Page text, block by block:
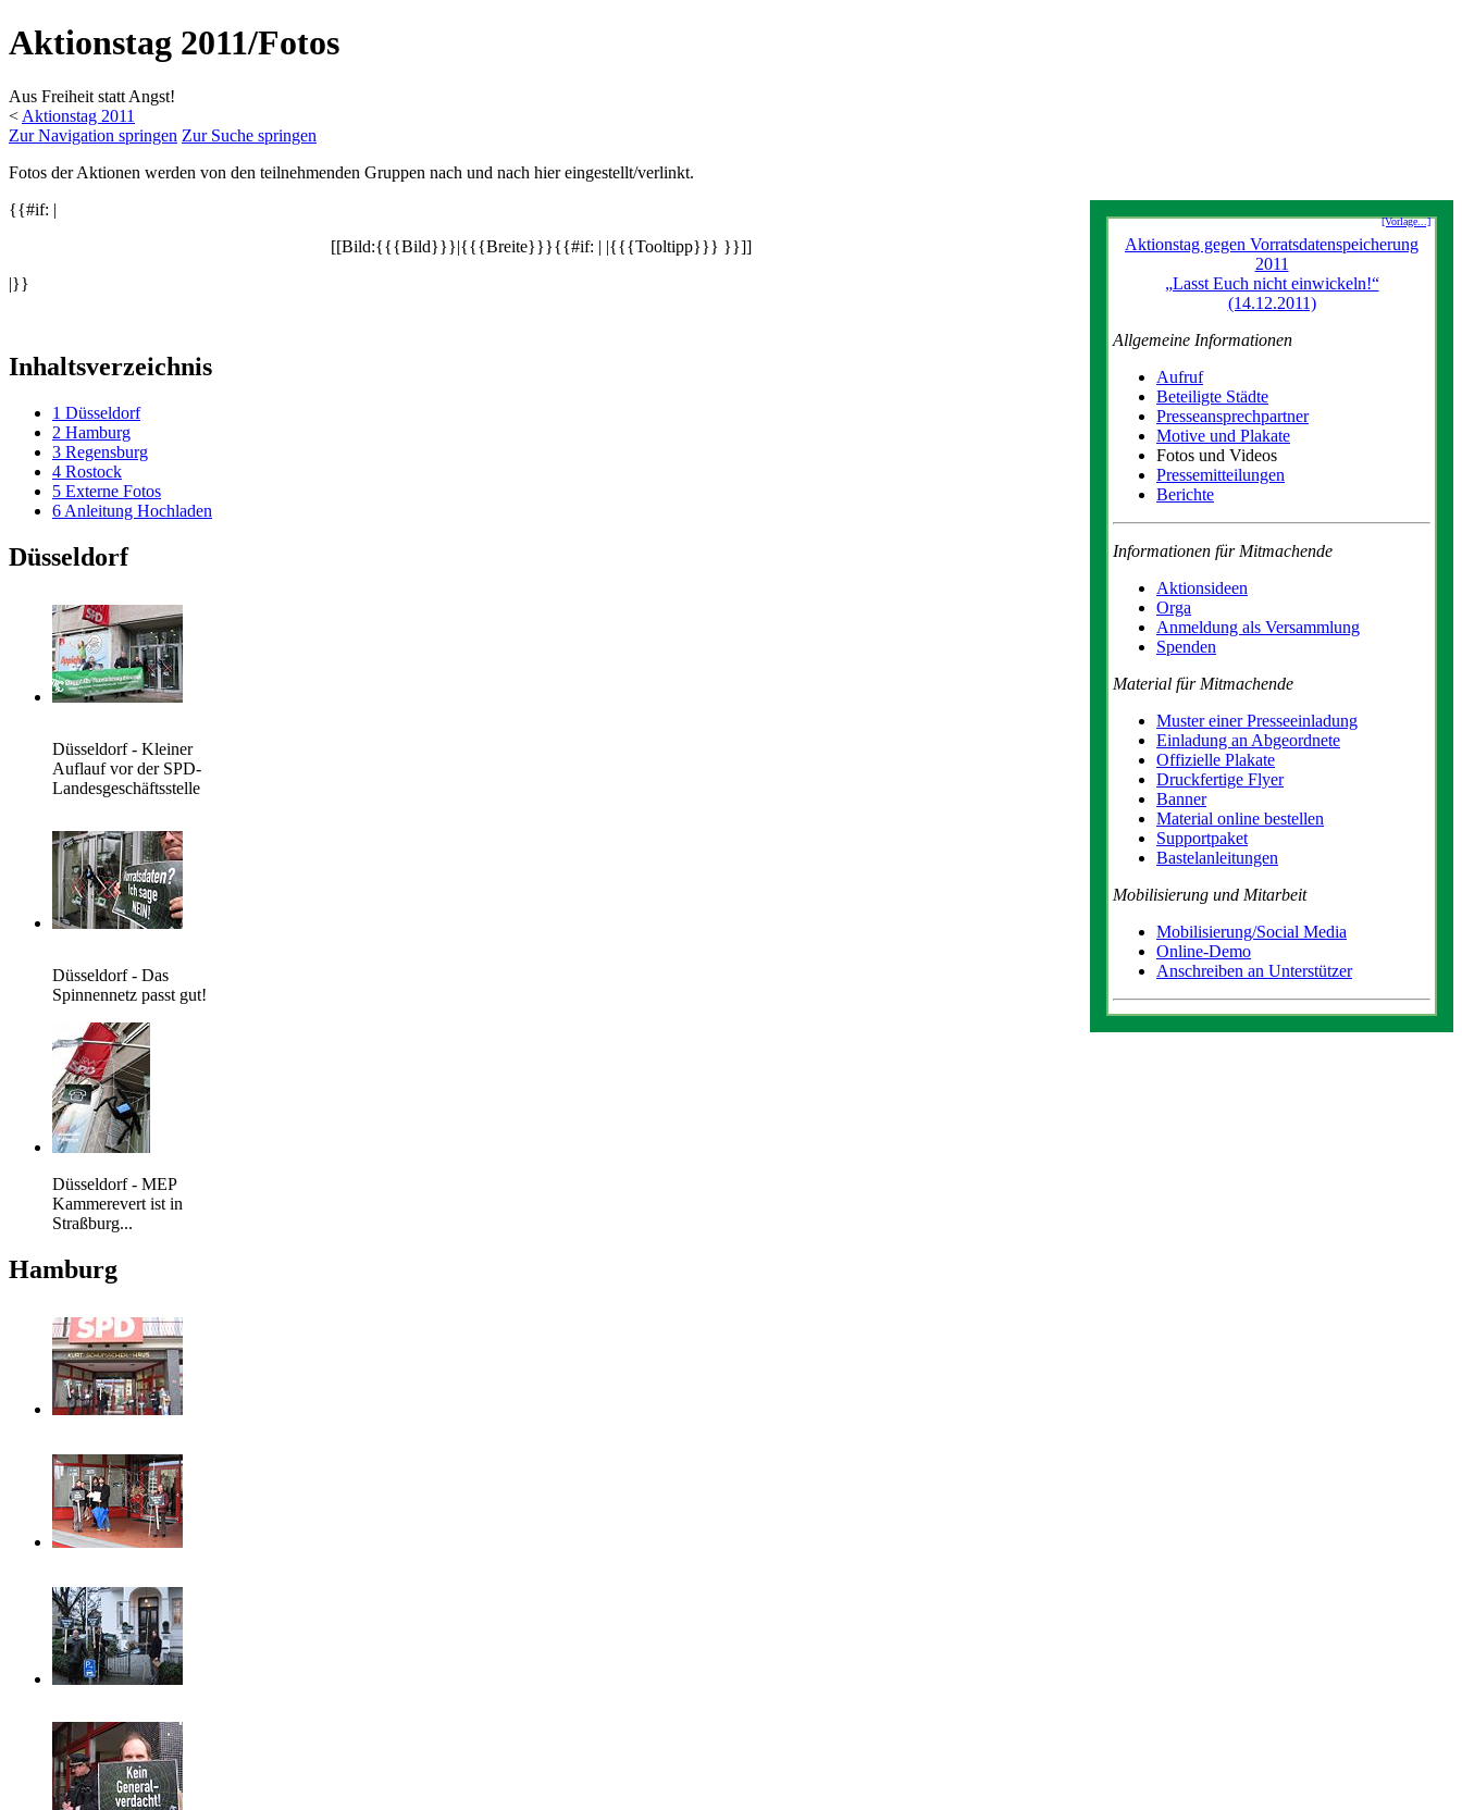
Aktionstag 2011/Fotos
Aus Freiheit statt Angst!
< Aktionstag 2011
Zur Navigation springen Zur Suche springen
Fotos der Aktionen werden von den teilnehmenden Gruppen nach und nach hier eingestellt/verlinkt.
[Vorlage...]
Aktionstag gegen Vorratsdatenspeicherung
2011
„Lasst Euch nicht einwickeln!“
(14.12.2011)
Allgemeine Informationen
Aufruf
Beteiligte Städte
Presseansprechpartner
Motive und Plakate
Fotos und Videos
Pressemitteilungen
Berichte
Informationen für Mitmachende
Aktionsideen
Orga
Anmeldung als Versammlung
Spenden
Material für Mitmachende
Muster einer Presseeinladung
Einladung an Abgeordnete
Offizielle Plakate
Druckfertige Flyer
Banner
Material online bestellen
Supportpaket
Bastelanleitungen
Mobilisierung und Mitarbeit
Mobilisierung/Social Media
Online-Demo
Anschreiben an Unterstützer
{{#if: |
[[Bild:{{{Bild}}}|{{{Breite}}}{{#if: | |{{{Tooltipp}}} }}]]
|}}
Inhaltsverzeichnis
1 Düsseldorf
2 Hamburg
3 Regensburg
4 Rostock
5 Externe Fotos
6 Anleitung Hochladen
Düsseldorf
Düsseldorf - Kleiner
Auflauf vor der SPD-
Landesgeschäftsstelle
Düsseldorf - Das
Spinnennetz passt gut!
Düsseldorf - MEP
Kammerevert ist in
Straßburg...
Hamburg